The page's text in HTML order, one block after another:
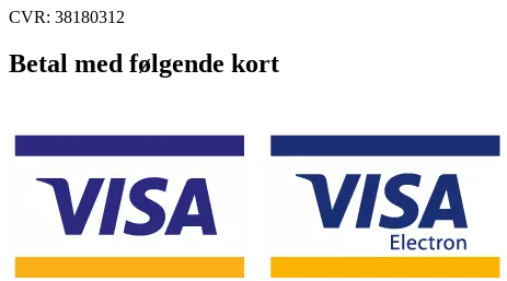
CVR: 38180312
Betal med følgende kort